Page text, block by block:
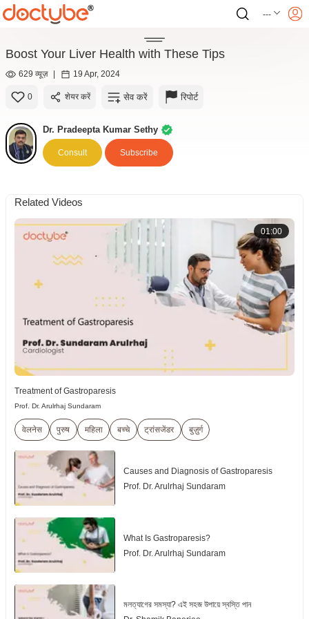
---
Boost Your Liver Health with These Tips
629 व्यूज़ | 19 Apr, 2024
0 शेयर करें सेव करें रिपोर्ट
Dr. Pradeepta Kumar Sethy
Consult Subscribe
Related Videos
01:00
Treatment of Gastroparesis
Prof. Dr. Arulrhaj Sundaram
वेलनेस पुरुष महिला बच्चे ट्रांसजेंडर बुज़ुर्ग
Causes and Diagnosis of Gastroparesis
Prof. Dr. Arulrhaj Sundaram
What Is Gastroparesis?
Prof. Dr. Arulrhaj Sundaram
মলত্যাগের সমস্যা? এই সহজ উপায়ে স্বস্তি পান